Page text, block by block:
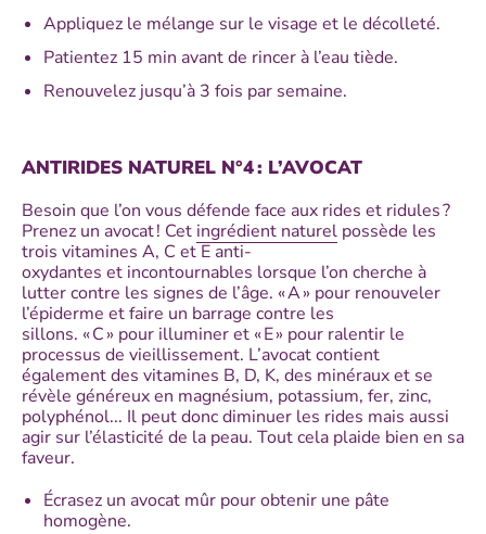
Appliquez le mélange sur le visage et le décolleté.
Patientez 15 min avant de rincer à l’eau tiède.
Renouvelez jusqu’à 3 fois par semaine.
ANTIRIDES NATUREL N°4 : L’AVOCAT
Besoin que l’on vous défende face aux rides et ridules ?
Prenez un avocat ! Cet ingrédient naturel possède les
trois vitamines A, C et E anti-
oxydantes et incontournables lorsque l’on cherche à
lutter contre les signes de l’âge. « A » pour renouveler
l’épiderme et faire un barrage contre les
sillons. « C » pour illuminer et « E » pour ralentir le
processus de vieillissement. L’avocat contient
également des vitamines B, D, K, des minéraux et se
révèle généreux en magnésium, potassium, fer, zinc,
polyphénol... Il peut donc diminuer les rides mais aussi
agir sur l’élasticité de la peau. Tout cela plaide bien en sa
faveur.
Écrasez un avocat mûr pour obtenir une pâte
homogène.